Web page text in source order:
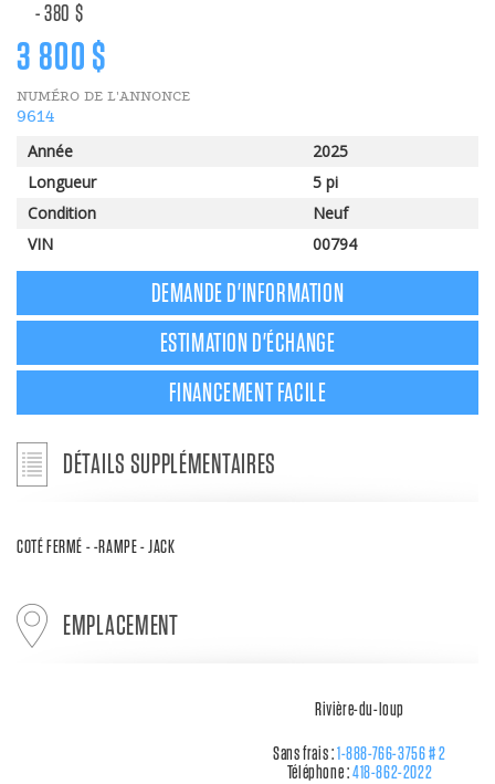
régulier
- 380 $
Prix
en
solde
3 800 $
NUMÉRO DE L'ANNONCE
9614
Année
2025
Longueur
5 pi
Condition
Neuf
VIN
00794
DEMANDE D'INFORMATION
ESTIMATION D'ÉCHANGE
FINANCEMENT FACILE
DÉTAILS SUPPLÉMENTAIRES
COTÉ FERMÉ - -RAMPE - JACK
EMPLACEMENT
Rivière-du-loup
Sans frais :1-888-766-3756 # 2
Téléphone :418-862-2022